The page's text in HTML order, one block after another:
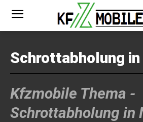
Schrottabholung in
Kfzmobile Thema -
Schrottabholung in